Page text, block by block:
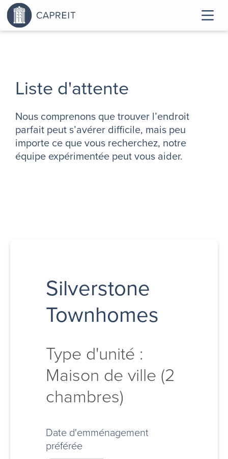
Liste d'attente
Nous comprenons que trouver l’endroit
parfait peut s’avérer difficile, mais peu
importe ce que vous recherchez, notre
équipe expérimentée peut vous aider.
Silverstone
Townhomes
Type d'unité :
Maison de ville (2
chambres)
Date d'emménagement
préférée